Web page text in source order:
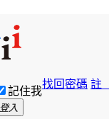
記住我
找回密碼 註
登入